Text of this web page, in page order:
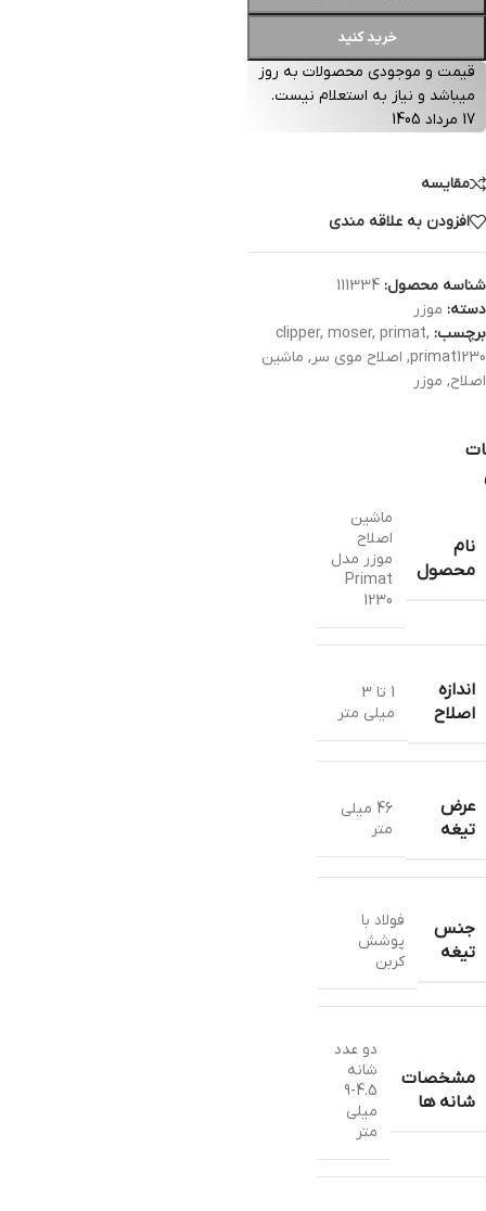
خرید کنید
قیمت و موجودی محصولات به روز
میباشد و نیاز به استعلام نیست.
17 مرداد 1405
مقایسه
افزودن به علاقه مندی
شناسه محصول: 111334
دسته: موزر
برچسب:
clipper, moser, primat,
primat1230
, اصلاح موی سر, ماشین
اصلاح, موزر
نام
محصول
ماشین
اصلاح
موزر مدل
Primat
1230
اندازه
اصلاح
1 تا 3
میلی متر
عرض
تیغه
46 میلی
متر
جنس
تیغه
فولاد با
پوشش
کربن
مشخصات
شانه ها
دو عدد
شانه
4.5-9
میلی
متر